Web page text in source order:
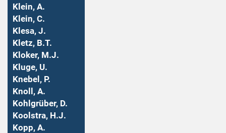
Klein, A.
Klein, C.
Klesa, J.
Kletz, B.T.
Kloker, M.J.
Kluge, U.
Knebel, P.
Knoll, A.
Kohlgrüber, D.
Koolstra, H.J.
Kopp, A.